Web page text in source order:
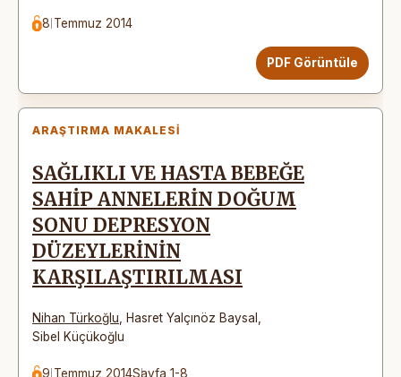
8 Temmuz 2014
PDF Görüntüle
ARAŞTIRMA MAKALESI
SAĞLIKLI VE HASTA BEBEĞE
SAHİP ANNELERİN DOĞUM
SONU DEPRESYON
DÜZEYLERİNİN
KARŞILAŞTIRILMASI
Nihan Türkoğlu Hasret Yalçınöz Baysal
Sibel Küçükoğlu
9 Temmuz 2014Sayfa 1-8